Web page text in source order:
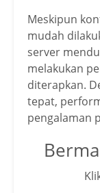
Meskipun
mudah
server
melakukan
diterapkan.
tepat,
pengalaman